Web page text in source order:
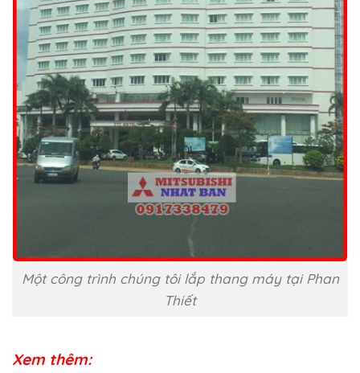
Một công trình chúng tôi lắp thang máy tại Phan
Thiết
Xem thêm: